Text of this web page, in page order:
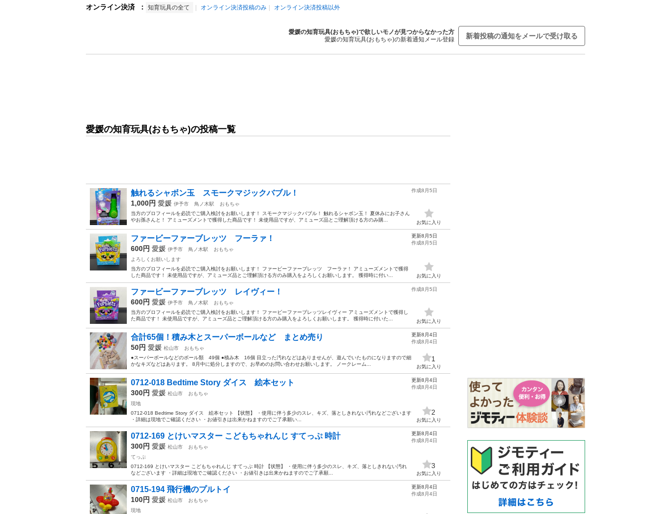
オンライン決済 ： 知育玩具の全て オンライン決済投稿のみ オンライン決済投稿以外
愛媛の知育玩具(おもちゃ)で欲しいモノが見つからなかった方
愛媛の知育玩具(おもちゃ)の新着通知メール登録
新着投稿の通知をメールで受け取る
愛媛の知育玩具(おもちゃ)の投稿一覧
触れるシャボン玉 スモークマジックバブル！
1,000円 愛媛 伊予市 鳥ノ木駅
おもちゃ
当方のプロフィールを必読でご購入検討をお願いします！ スモークマジックバブル！ 触れるシャボン玉！ 夏休みにお子さん
やお孫さんと！ アミューズメントで獲得した商品です！ 未使用品ですが、アミューズ品とご理解頂ける方のみ購...
作成8月5日
お気に入り
ファービーファーブレッツ フーラァ！
600円 愛媛 伊予市 鳥ノ木駅
おもちゃ
よろしくお願いします
当方のプロフィールを必読でご購入検討をお願いします！ ファービーファーブレッツ フーラァ！ アミューズメントで獲得
した商品です！ 未使用品ですが、アミューズ品とご理解頂ける方のみ購入をよろしくお願いします。 獲得時に付い...
更新8月5日
作成8月5日
お気に入り
ファービーファーブレッツ レイヴィー！
600円 愛媛 伊予市 鳥ノ木駅
おもちゃ
当方のプロフィールを必読でご購入検討をお願いします！ ファービーファーブレッツレイヴィー アミューズメントで獲得し
た商品です！ 未使用品ですが、アミューズ品とご理解頂ける方のみ購入をよろしくお願いします。 獲得時に付いた...
作成8月5日
お気に入り
合計65個！積み木とスーパーボールなど まとめ売り
50円 愛媛 松山市
おもちゃ
●スーパーボールなどのボール類 49個 ●積み木 16個 目立った汚れなどはありませんが、遊んでいたものになりますので細
かなキズなどはあります。 8月中に処分しますので、お早めのお問い合わせお願いします。 ノークレーム...
更新8月4日
作成8月4日
1
お気に入り
0712-018 Bedtime Story ダイス 絵本セット
300円 愛媛 松山市
おもちゃ
現地
0712-018 Bedtime Story ダイス 絵本セット 【状態】 ・使用に伴う多少のスレ、キズ、落としきれない汚れなどございます
・詳細は現地でご確認ください ・お値引きは出来かねますのでご了承願い...
更新8月4日
作成8月4日
2
お気に入り
0712-169 とけいマスター こどもちゃれんじ すてっぷ 時計
300円 愛媛 松山市
おもちゃ
てっぷ
0712-169 とけいマスター こどもちゃれんじ すてっぷ 時計 【状態】 ・使用に伴う多少のスレ、キズ、落としきれない汚れ
などございます ・詳細は現地でご確認ください ・お値引きは出来かねますのでご了承願...
更新8月4日
作成8月4日
3
お気に入り
0715-194 飛行機のプルトイ
100円 愛媛 松山市
おもちゃ
現地
更新8月4日
作成8月4日